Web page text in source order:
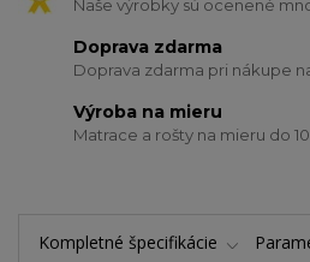
Naše výrobky sú ocenené
Doprava zdarma
Doprava zdarma pri nákupe
Výroba na mieru
Matrace a rošty na mieru do
Kompletné špecifikácie